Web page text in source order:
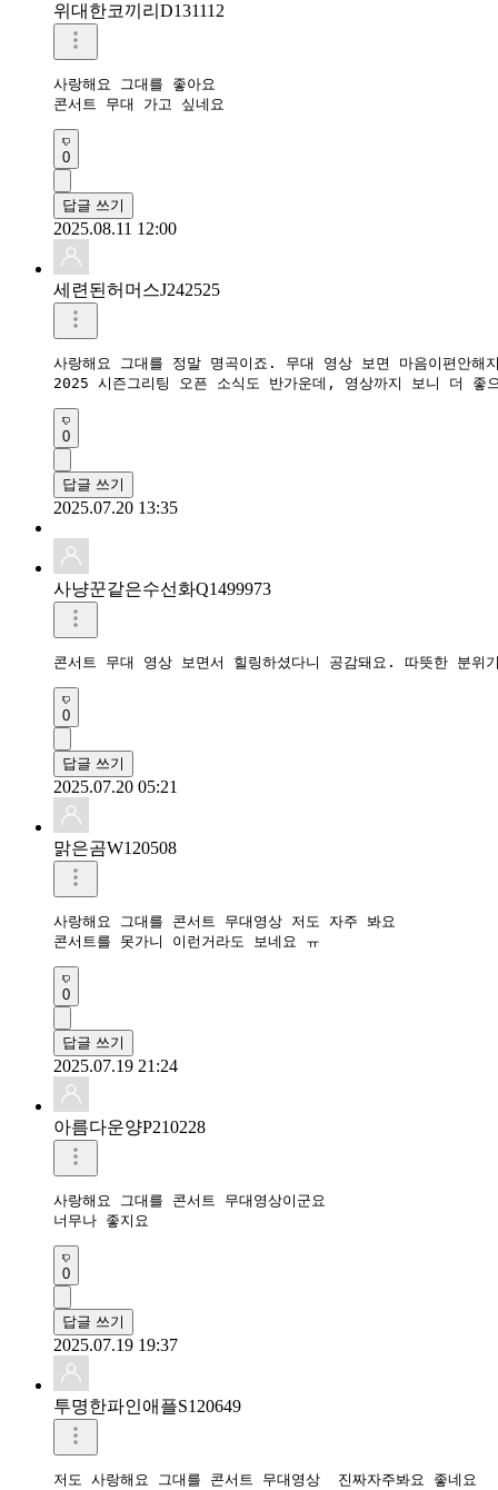
위대한코끼리D131112
사랑해요 그대를 좋아요
콘서트 무대 가고 싶네요
0
답글 쓰기
2025.08.11 12:00
세련된허머스J242525
사랑해요 그대를 정말 명곡이죠. 무대 영상 보면 마음이편안해
2025 시즌그리팅 오픈 소식도 반가운데, 영상까지 보니 더
0
답글 쓰기
2025.07.20 13:35
사냥꾼같은수선화Q1499973
0
답글 쓰기
2025.07.20 05:21
맑은곰W120508
사랑해요 그대를 콘서트 무대영상 저도 자주 봐요
콘서트를 못가니 이런거라도 보네요 ㅠ
0
답글 쓰기
2025.07.19 21:24
아름다운양P210228
사랑해요 그대를 콘서트 무대영상이군요
너무나 좋지요
0
답글 쓰기
2025.07.19 19:37
투명한파인애플S120649
저도 사랑해요 그대를 콘서트 무대영상  진짜자주봐요 좋네요